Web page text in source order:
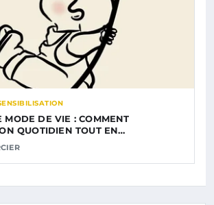
MODE DE VIE : COMMENT
QUOTIDIEN TOUT EN…